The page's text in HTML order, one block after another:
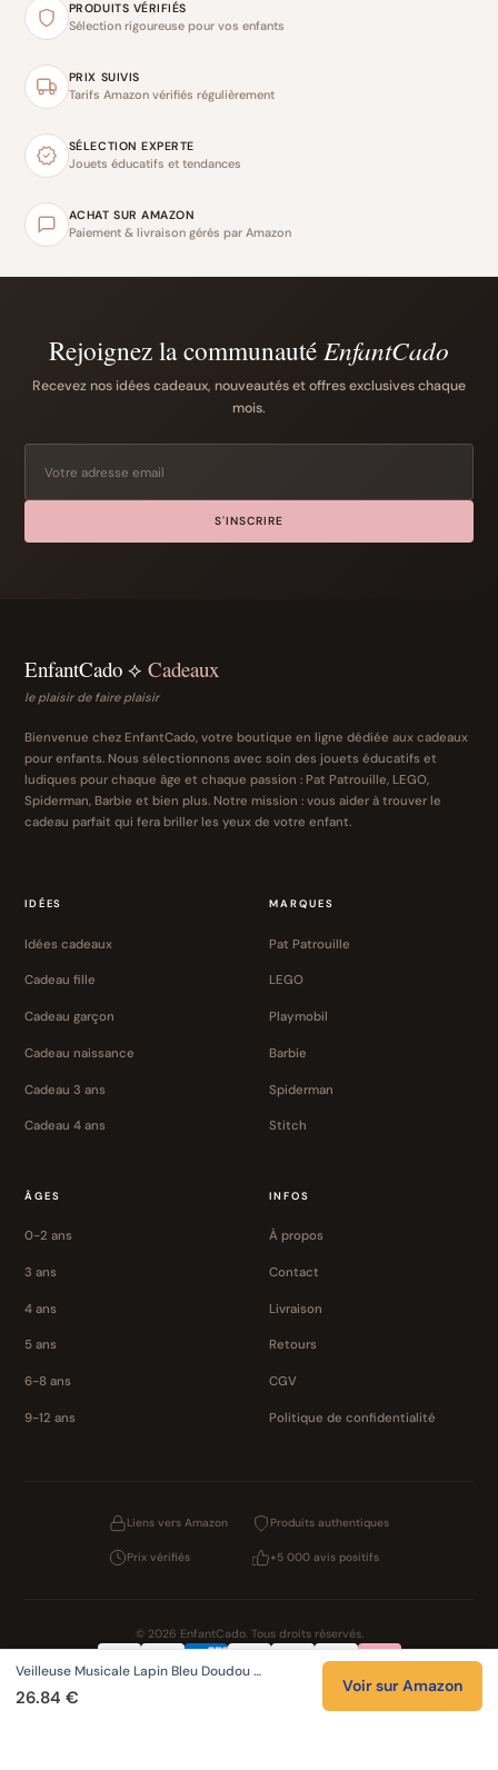
PRODUITS VÉRIFIÉS
Sélection rigoureuse pour vos enfants
PRIX SUIVIS
Tarifs Amazon vérifiés régulièrement
SÉLECTION EXPERTE
Jouets éducatifs et tendances
ACHAT SUR AMAZON
Paiement & livraison gérés par Amazon
Rejoignez la communauté EnfantCado
Recevez nos idées cadeaux, nouveautés et offres exclusives chaque
mois.
S'INSCRIRE
EnfantCado ⟡ Cadeaux
le plaisir de faire plaisir
Bienvenue chez EnfantCado, votre boutique en ligne dédiée aux cadeaux
pour enfants. Nous sélectionnons avec soin des jouets éducatifs et
ludiques pour chaque âge et chaque passion : Pat Patrouille, LEGO,
Spiderman, Barbie et bien plus. Notre mission : vous aider à trouver le
cadeau parfait qui fera briller les yeux de votre enfant.
IDÉES
Idées cadeaux
Cadeau fille
Cadeau garçon
Cadeau naissance
Cadeau 3 ans
Cadeau 4 ans
MARQUES
Pat Patrouille
LEGO
Playmobil
Barbie
Spiderman
Stitch
ÂGES
0-2 ans
3 ans
4 ans
5 ans
6-8 ans
9-12 ans
INFOS
À propos
Contact
Livraison
Retours
CGV
Politique de confidentialité
Liens vers Amazon Produits authentiques
Prix vérifiés +5 000 avis positifs
© 2026 EnfantCado. Tous droits réservés.
Confidentialité CGVCookies Mentions légales
Veilleuse Musicale Lapin Bleu Doudou …
26.84 €
Voir sur Amazon